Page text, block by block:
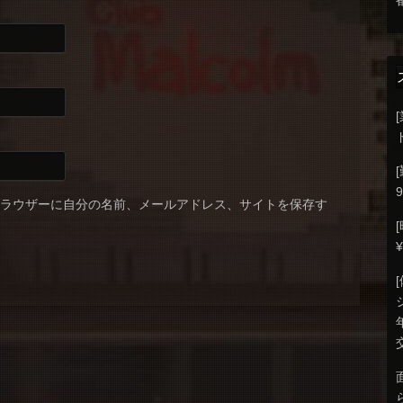
ウザーに自分の名前、メールアドレス、サイトを保存す
[
[
[
[